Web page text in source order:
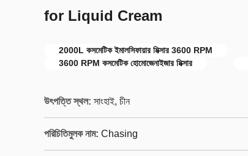
for Liquid Cream
2000L কসমেটিক ইমালসিফায়ার মিক্সার 3600 RPM
3600 RPM কসমেটিক হোমোজেনাইজার মিক্সার
উৎপত্তি স্থল: সাংহাই, চীন
পরিচিতিমুলক নাম: Chasing